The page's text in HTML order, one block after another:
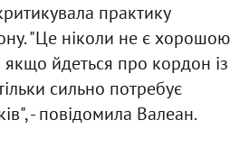
практику
"Це ніколи не є хорошою
йдеться про кордон із
сильно потребує
- повідомила Валеан.